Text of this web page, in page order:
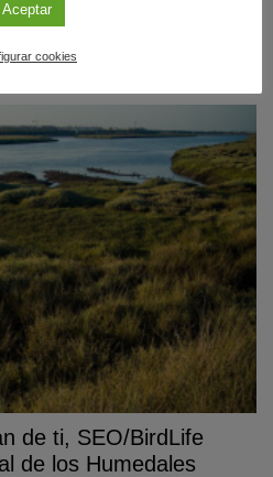
RELACIONADAS
de ti, SEO/BirdLife
de los Humedales
Aceptar
cookies